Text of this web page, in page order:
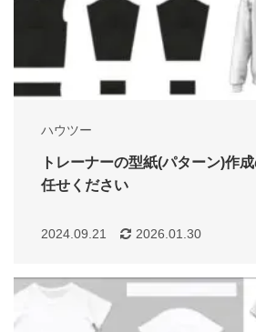
ハウツー
トレーナーの型紙(パターン)作
任せください
2024.09.21 2026.01.30